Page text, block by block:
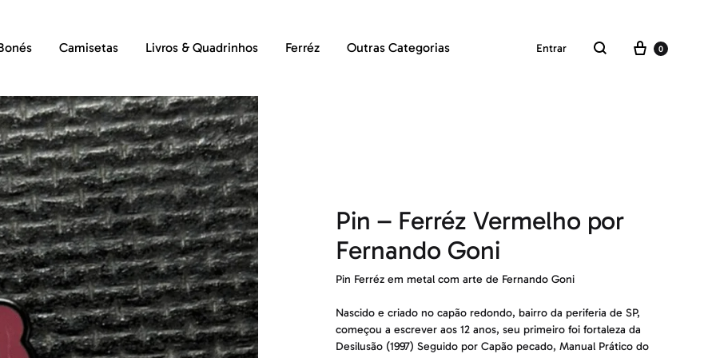
Camisetas Livros & Quadrinhos Ferréz Outras Categorias Entrar
Pesquisar
Carrinho
0
Pin – Ferréz Vermelho por
Fernando Goni
Pin Ferréz em metal com arte de Fernando Goni
Nascido e criado no capão redondo, bairro da periferia de SP,
começou a escrever aos 12 anos, seu primeiro foi fortaleza da
Desilusão (1997) Seguido por Capão pecado, Manual Prático do